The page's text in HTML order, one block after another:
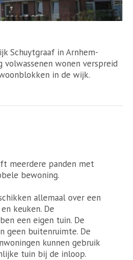
Schuytgraaf in Arnhem-
volwassenen wonen verspreid
in de wijk.
meerdere panden met
bewoning.
allemaal over een
keuken. De
een eigen tuin. De
geen buitenruimte. De
kunnen gebruik
tuin bij de inloop.